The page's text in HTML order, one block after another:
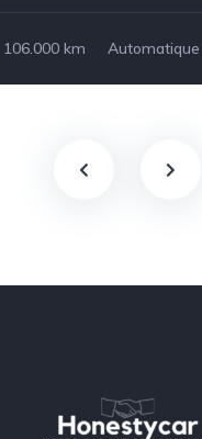
106.000 km Automatique